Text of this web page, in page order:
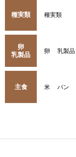
種実類 種実類
卵
乳製品
卵 乳製品
主食 米 パン